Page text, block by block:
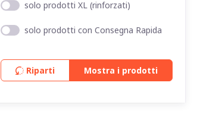
solo prodotti XL (rinforzati)
solo prodotti con Consegna Rapida
Riparti Mostra i prodotti
C